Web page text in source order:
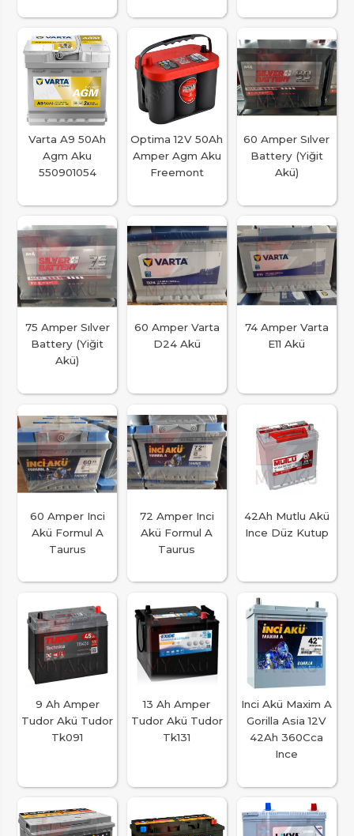
Varta A9 50Ah
Agm Aku
550901054
Optima 12V 50Ah
Amper Agm Aku
Freemont
60 Amper Sılver
Battery (Yiğit
Akü)
75 Amper Sılver
Battery (Yiğit
Akü)
60 Amper Varta
D24 Akü
74 Amper Varta
E11 Akü
60 Amper Inci
Akü Formul A
Taurus
72 Amper Inci
Akü Formul A
Taurus
42Ah Mutlu Akü
Ince Düz Kutup
9 Ah Amper
Tudor Akü Tudor
Tk091
13 Ah Amper
Tudor Akü Tudor
Tk131
Inci Akü Maxim A
Gorilla Asia 12V
42Ah 360Cca
Ince